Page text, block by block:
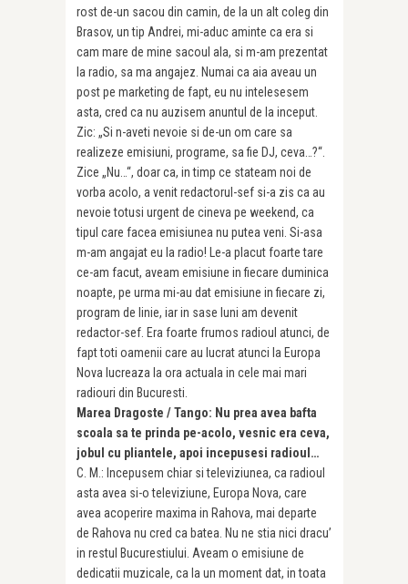
rost de-un sacou din camin, de la un alt coleg din
Brasov, un tip Andrei, mi-aduc aminte ca era si
cam mare de mine sacoul ala, si m-am prezentat
la radio, sa ma angajez. Numai ca aia aveau un
post pe marketing de fapt, eu nu intelesesem
asta, cred ca nu auzisem anuntul de la inceput.
Zic: „Si n-aveti nevoie si de-un om care sa
realizeze emisiuni, programe, sa fie DJ, ceva…?“.
Zice „Nu…“, doar ca, in timp ce stateam noi de
vorba acolo, a venit redactorul-sef si-a zis ca au
nevoie totusi urgent de cineva pe weekend, ca
tipul care facea emisiunea nu putea veni. Si-asa
m-am angajat eu la radio! Le-a placut foarte tare
ce-am facut, aveam emisiune in fiecare duminica
noapte, pe urma mi-au dat emisiune in fiecare zi,
program de linie, iar in sase luni am devenit
redactor-sef. Era foarte frumos radioul atunci, de
fapt toti oamenii care au lucrat atunci la Europa
Nova lucreaza la ora actuala in cele mai mari
radiouri din Bucuresti.
Marea Dragoste / Tango: Nu prea avea bafta
scoala sa te prinda pe-acolo, vesnic era ceva,
jobul cu pliantele, apoi incepusesi radioul…
C. M.: Incepusem chiar si televiziunea, ca radioul
asta avea si-o televiziune, Europa Nova, care
avea acoperire maxima in Rahova, mai departe
de Rahova nu cred ca batea. Nu ne stia nici dracu’
in restul Bucurestiului. Aveam o emisiune de
dedicatii muzicale, ca la un moment dat, in toata